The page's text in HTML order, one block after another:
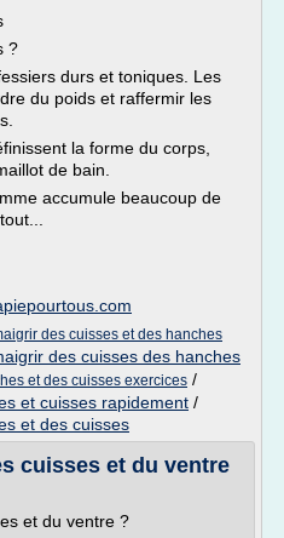
?
durs et toniques. Les
du poids et raffermir les
la forme du corps,
de bain.
accumule beaucoup de
des cuisses et des hanches
des cuisses des hanches
et des cuisses exercices /
et cuisses rapidement /
et des cuisses
cuisses et du ventre
et du ventre ?